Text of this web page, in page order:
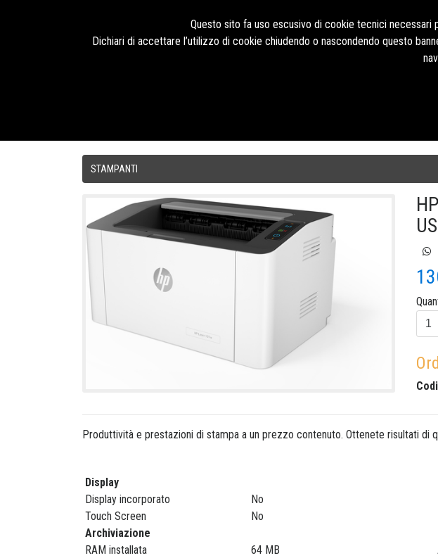
STAMPANTI
Produttività e prestazioni di stampa a un prezzo contenuto. Ottenete risultati di
Display
Display incorporato
No
Touch Screen
No
Archiviazione
RAM installata
64 MB
Questo sito fa uso escusivo di cookie tecnici
Dichiari di accettare l’utilizzo di cookie chiudendo o nascondendo questo